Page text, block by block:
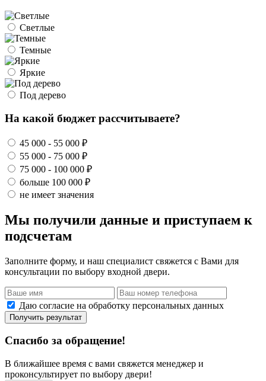
Светлые
Темные
Яркие
Под дерево
На какой бюджет рассчитываете?
45 000 - 55 000 ₽
55 000 - 75 000 ₽
75 000 - 100 000 ₽
больше 100 000 ₽
не имеет значения
Мы получили данные и приступаем к
подсчетам
Заполните форму, и наш специалист свяжется с Вами для
консультации по выбору входной двери.
Даю согласие на обработку персональных данных
Получить результат
Спасибо за обращение!
В ближайшее время с вами свяжется менеджер и
проконсультирует по выбору двери!